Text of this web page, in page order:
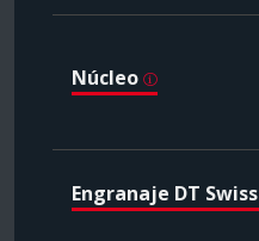
Núcleo
Engranaje DT Swiss